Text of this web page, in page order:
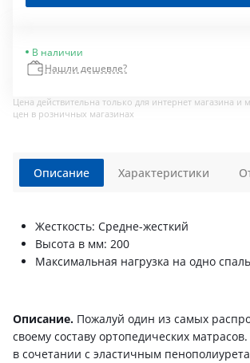
В наличии
Нашли дешевле?
Цена действительна только для интернет магазина и
цен в розничных магазинах
Описание
Жесткость: Средне-жесткий
Высота в мм: 200
Максимальная нагрузка на одно
Описание. Пожалуй один из самых
своему составу ортопедических
в сочетании с эластичным
Характеристики